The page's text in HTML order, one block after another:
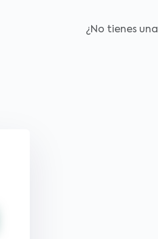
¿No tienes